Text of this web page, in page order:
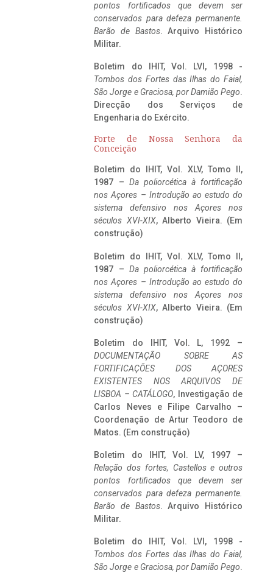
pontos fortificados que devem ser
conservados para defeza permanente.
Barão de Bastos. Arquivo Histórico
Militar.
Boletim do IHIT, Vol. LVI, 1998 -
Tombos dos Fortes das Ilhas do Faial,
São Jorge e Graciosa, por Damião Pego.
Direcção dos Serviços de
Engenharia do Exército.
Forte de Nossa Senhora da
Conceição
Boletim do IHIT, Vol. XLV, Tomo II,
1987 – Da poliorcética à fortificação
nos Açores – Introdução ao estudo do
sistema defensivo nos Açores nos
séculos XVI-XIX, Alberto Vieira. (Em
construção)
Boletim do IHIT, Vol. XLV, Tomo II,
1987 – Da poliorcética à fortificação
nos Açores – Introdução ao estudo do
sistema defensivo nos Açores nos
séculos XVI-XIX, Alberto Vieira. (Em
construção)
Boletim do IHIT, Vol. L, 1992 –
DOCUMENTAÇÃO SOBRE AS
FORTIFICAÇÕES DOS AÇORES
EXISTENTES NOS ARQUIVOS DE
LISBOA – CATÁLOGO, Investigação de
Carlos Neves e Filipe Carvalho –
Coordenação de Artur Teodoro de
Matos. (Em construção)
Boletim do IHIT, Vol. LV, 1997 –
Relação dos fortes, Castellos e outros
pontos fortificados que devem ser
conservados para defeza permanente.
Barão de Bastos. Arquivo Histórico
Militar.
Boletim do IHIT, Vol. LVI, 1998 -
Tombos dos Fortes das Ilhas do Faial,
São Jorge e Graciosa, por Damião Pego.